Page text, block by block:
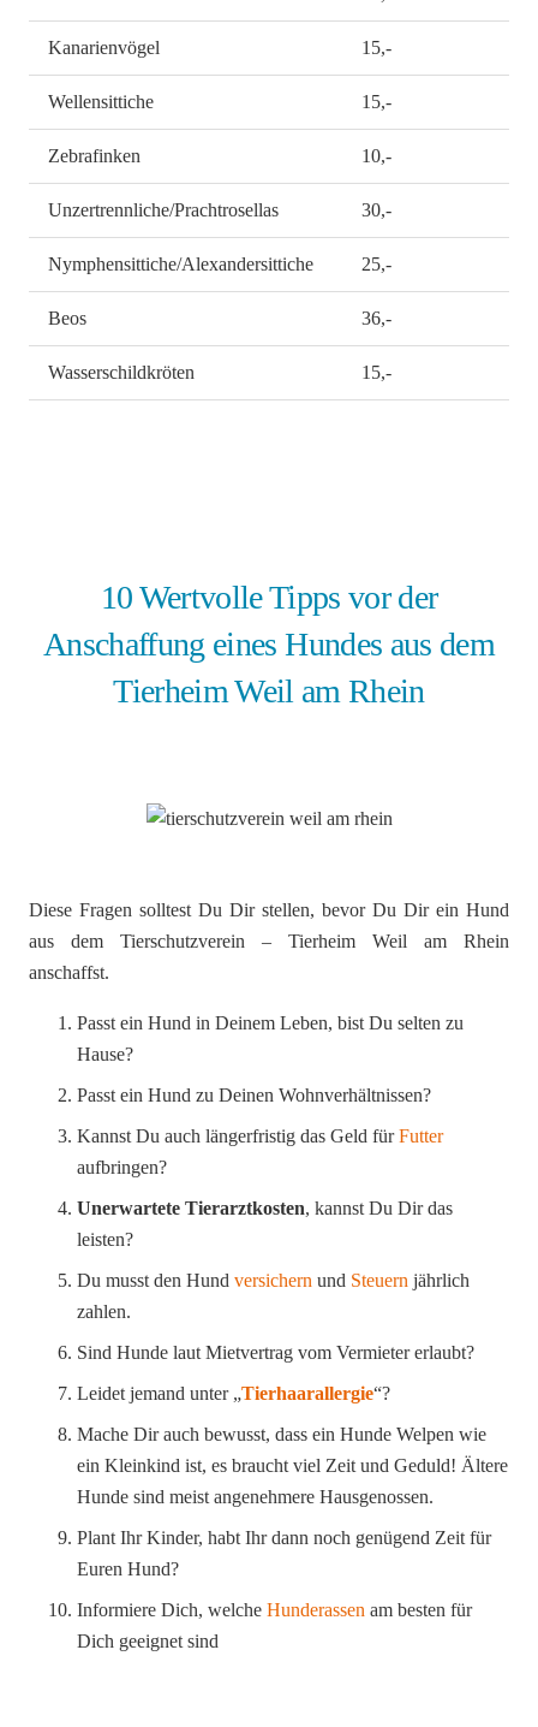
Kanarienvögel 15,-
Wellensittiche 15,-
Zebrafinken 10,-
Unzertrennliche/Prachtrosellas 30,-
Nymphensittiche/Alexandersittiche 25,-
Beos 36,-
Wasserschildkröten 15,-
10 Wertvolle Tipps vor der
Anschaffung eines Hundes aus dem
Tierheim Weil am Rhein
Diese Fragen solltest Du Dir stellen, bevor Du Dir ein Hund
aus dem Tierschutzverein – Tierheim Weil am Rhein
anschaffst.
Passt ein Hund in Deinem Leben, bist Du selten zu
Hause?
Passt ein Hund zu Deinen Wohnverhältnissen?
Kannst Du auch längerfristig das Geld fürFutter
aufbringen?
Unerwartete Tierarztkosten, kannst Du Dir das
leisten?
Du musst den Hund versichern und Steuern jährlich
zahlen.
Sind Hunde laut Mietvertrag vom Vermieter erlaubt?
Leidet jemand unter „Tierhaarallergie“?
Mache Dir auch bewusst, dass ein Hunde Welpen wie
ein Kleinkind ist, es braucht viel Zeit und Geduld! Ältere
Hunde sind meist angenehmere Hausgenossen.
Plant Ihr Kinder, habt Ihr dann noch genügend Zeit für
Euren Hund?
Informiere Dich, welche Hunderassen am besten für
Dich geeignet sind